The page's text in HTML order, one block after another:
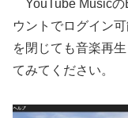
YouTube Musicの
ウントでログイン
を閉じても音楽再
てみてください。